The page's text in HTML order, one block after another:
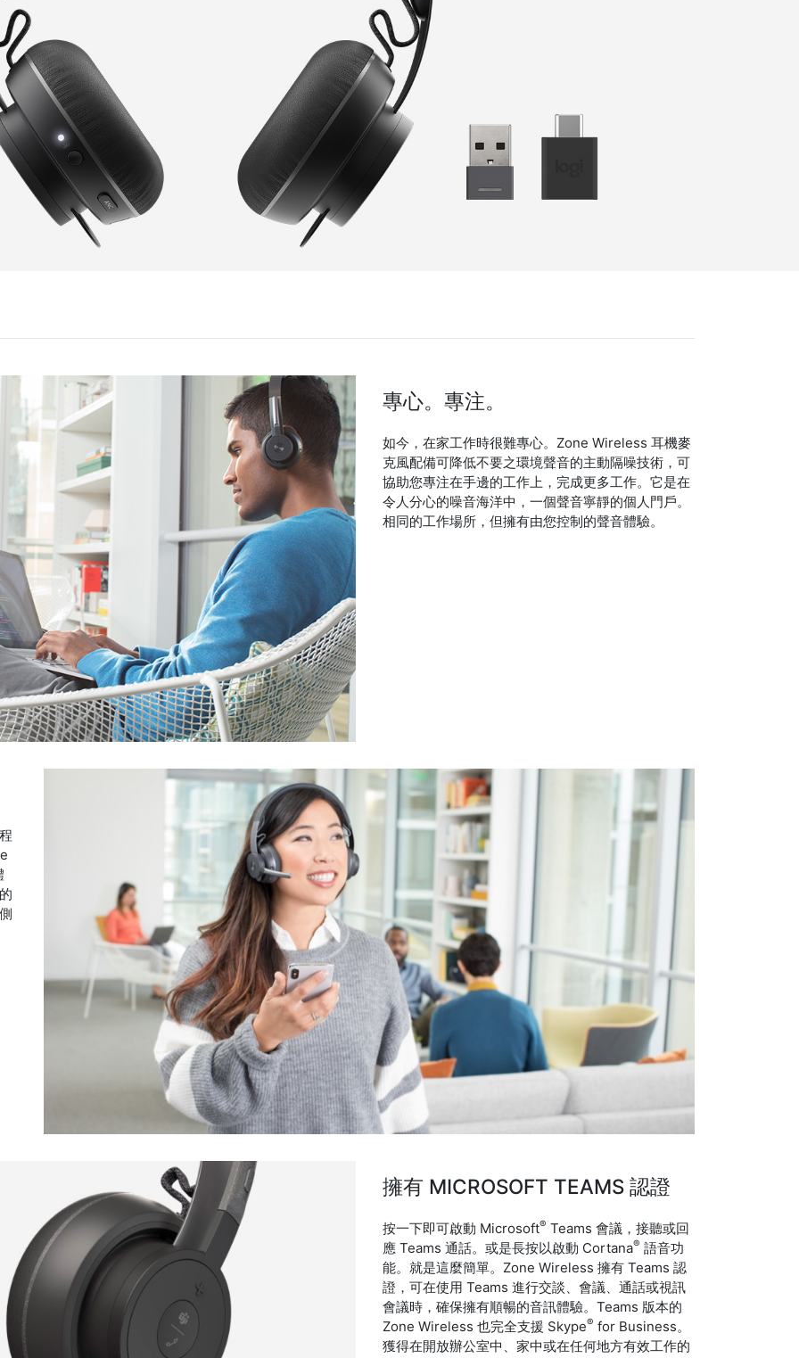
專心。專注。
如今，在家工作時很難專心。Zone Wireless 耳機麥
克風配備可降低不要之環境聲音的主動隔噪技術，可
協助您專注在手邊的工作上，完成更多工作。它是在
令人分心的噪音海洋中，一個聲音寧靜的個人門戶。
相同的工作場所，但擁有由您控制的聲音體驗。
擁有 MICROSOFT TEAMS 認證
按一下即可啟動 Microsoft® Teams 會議，接聽或回
應 Teams 通話。或是長按以啟動 Cortana® 語音功
能。就是這麼簡單。Zone Wireless 擁有 Teams 認
證，可在使用 Teams 進行交談、會議、通話或視訊
會議時，確保擁有順暢的音訊體驗。Teams 版本的
Zone Wireless 也完全支援 Skype® for Business。
獲得在開放辦公室中、家中或在任何地方有效工作的